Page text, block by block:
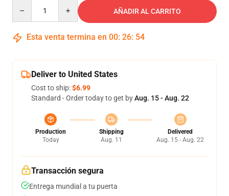
AÑADIR AL CARRITO
Esta venta termina en 00: 26: 53
Deliver to United States
Cost to ship:$6.99
Standard - Order today to get byAug. 15 - Aug. 22
Production
Today
Shipping
Aug. 11
Delivered
Aug. 15 - Aug. 22
Transacción segura
Entrega mundial a tu puerta